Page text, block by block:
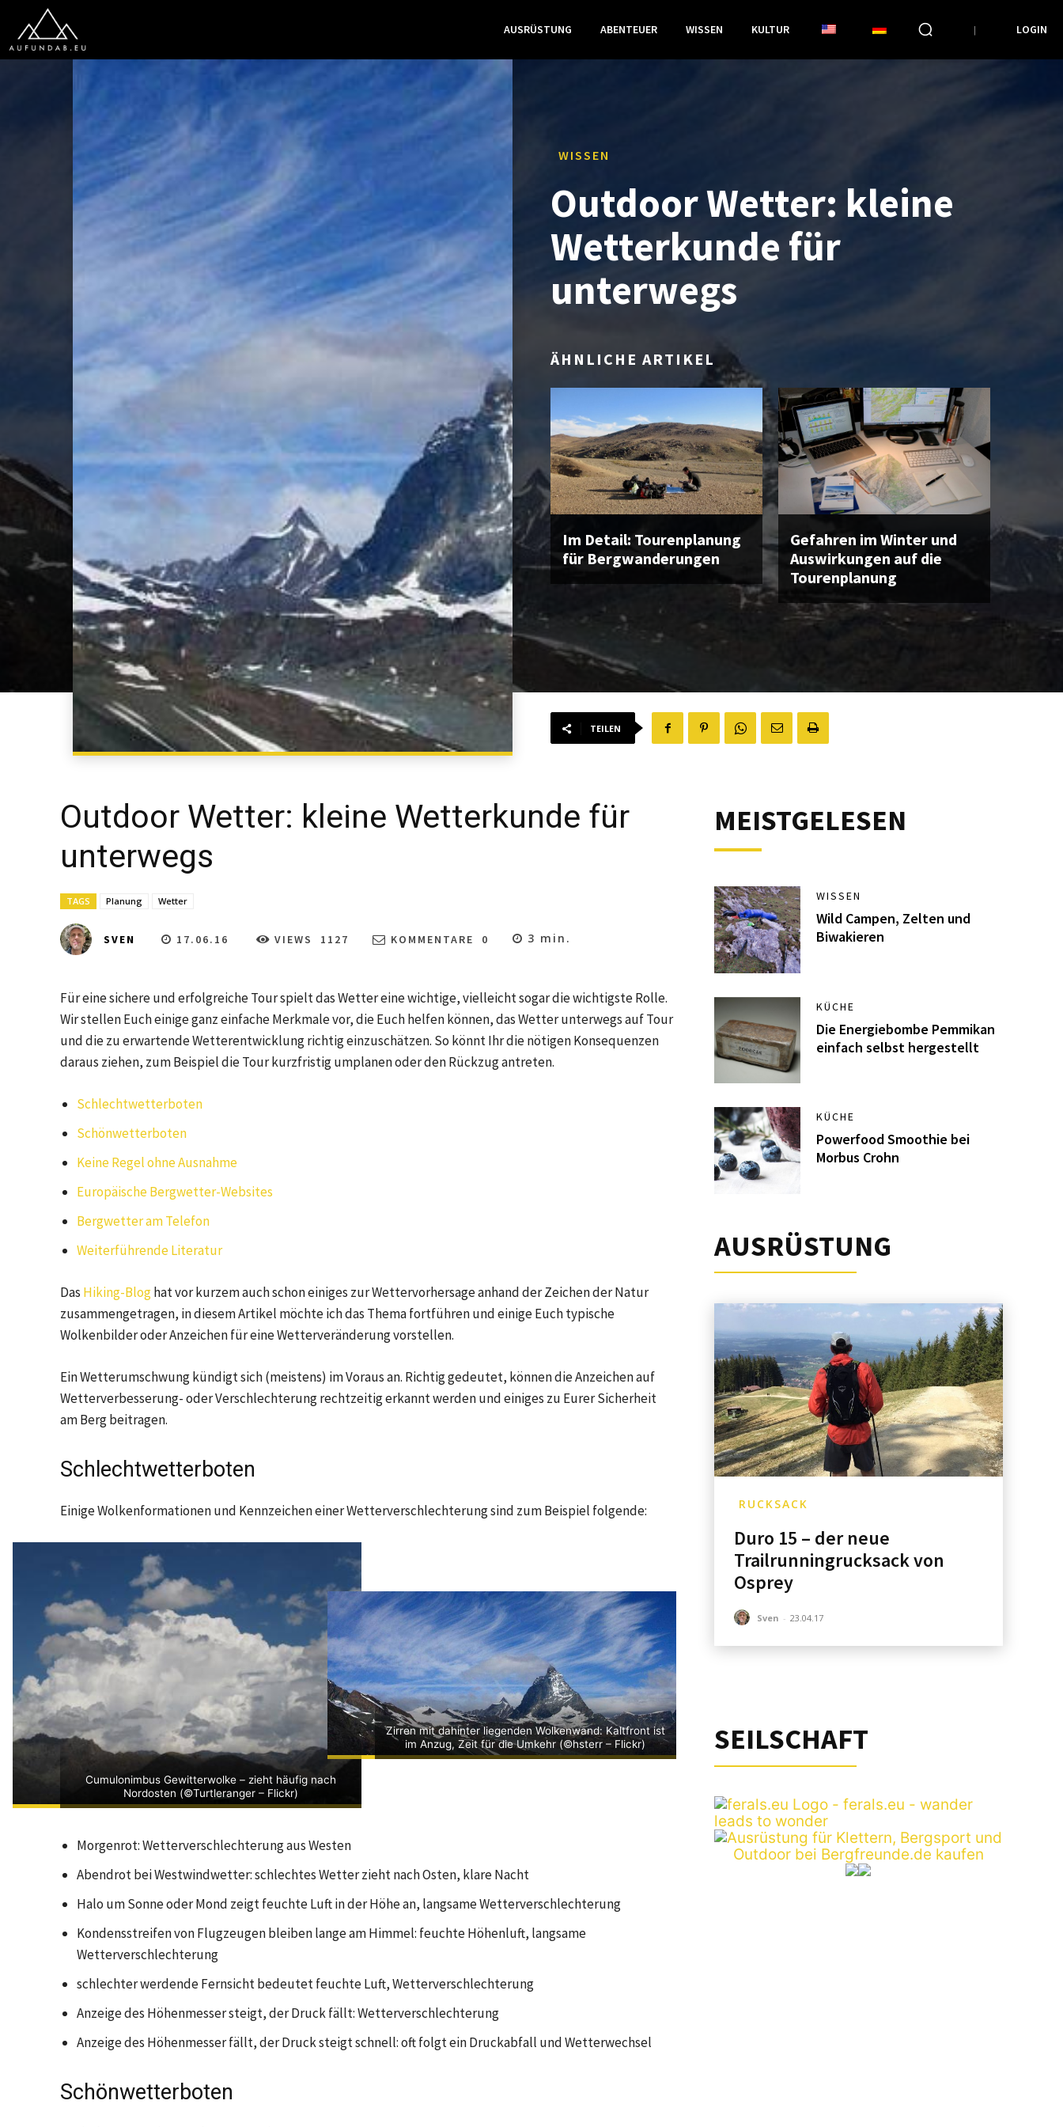
AUSRÜSTUNG ABENTEUER WISSEN KULTUR LOGIN
WISSEN
Outdoor Wetter: kleine
Wetterkunde für
unterwegs
ÄHNLICHE ARTIKEL
Im Detail: Tourenplanung
für Bergwanderungen
Gefahren im Winter und
Auswirkungen auf die
Tourenplanung
TEILEN
Outdoor Wetter: kleine Wetterkunde für
unterwegs
TAGS Planung Wetter
SVEN 17.06.16 VIEWS 1127 KOMMENTARE 0 3 min.
Für eine sichere und erfolgreiche Tour spielt das Wetter eine wichtige, vielleicht sogar die wichtigste Rolle.
Wir stellen Euch einige ganz einfache Merkmale vor, die Euch helfen können, das Wetter unterwegs auf Tour
und die zu erwartende Wetterentwicklung richtig einzuschätzen. So könnt Ihr die nötigen Konsequenzen
daraus ziehen, zum Beispiel die Tour kurzfristig umplanen oder den Rückzug antreten.
Schlechtwetterboten
Schönwetterboten
Keine Regel ohne Ausnahme
Europäische Bergwetter-Websites
Bergwetter am Telefon
Weiterführende Literatur
Das Hiking-Bloghat vor kurzem auch schon einiges zur Wettervorhersage anhand der Zeichen der Natur
zusammengetragen, in diesem Artikel möchte ich das Thema fortführen und einige Euch typische
Wolkenbilder oder Anzeichen für eine Wetterveränderung vorstellen.
Ein Wetterumschwung kündigt sich (meistens) im Voraus an. Richtig gedeutet, können die Anzeichen auf
Wetterverbesserung- oder Verschlechterung rechtzeitig erkannt werden und einiges zu Eurer Sicherheit
am Berg beitragen.
Schlechtwetterboten
Einige Wolkenformationen und Kennzeichen einer Wetterverschlechterung sind zum Beispiel folgende:
Cumulonimbus Gewitterwolke – zieht häufig nach
Nordosten (©Turtleranger – Flickr)
Zirren mit dahinter liegenden Wolkenwand: Kaltfront ist
im Anzug, Zeit für die Umkehr (©hsterr – Flickr)
Morgenrot: Wetterverschlechterung aus Westen
Abendrot bei Westwindwetter: schlechtes Wetter zieht nach Osten, klare Nacht
Halo um Sonne oder Mond zeigt feuchte Luft in der Höhe an, langsame Wetterverschlechterung​
Kondensstreifen von Flugzeugen bleiben lange am Himmel: feuchte Höhenluft, langsame
Wetterverschlechterung
schlechter werdende Fernsicht bedeutet feuchte Luft, Wetterverschlechterung
Anzeige des Höhenmesser steigt, der Druck fällt: Wetterverschlechterung
Anzeige des Höhenmesser fällt, der Druck steigt schnell: oft folgt ein Druckabfall und Wetterwechsel
Schönwetterboten
MEISTGELESEN
WISSEN
Wild Campen, Zelten und
Biwakieren
KÜCHE
Die Energiebombe Pemmikan
einfach selbst hergestellt
KÜCHE
Powerfood Smoothie bei
Morbus Crohn
AUSRÜSTUNG
RUCKSACK
Duro 15 – der neue
Trailrunningrucksack von
Osprey
Sven - 23.04.17
SEILSCHAFT